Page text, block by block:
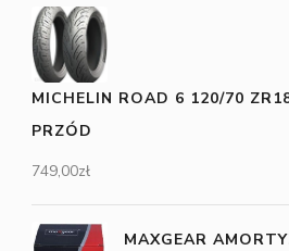
MICHELIN ROAD 6 120/70
PRZÓD
749,00zł
MAXGEAR